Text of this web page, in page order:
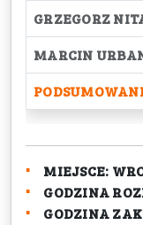
GRZEGORZ
MARCIN
MIEJSCE:
GODZINA
GODZINA